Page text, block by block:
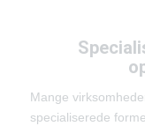
Mange
specialiserede